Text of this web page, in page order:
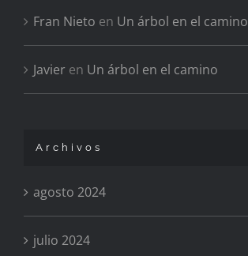
Fran Nieto en Un árbol en el camino
Javier en Un árbol en el camino
Archivos
agosto 2024
julio 2024